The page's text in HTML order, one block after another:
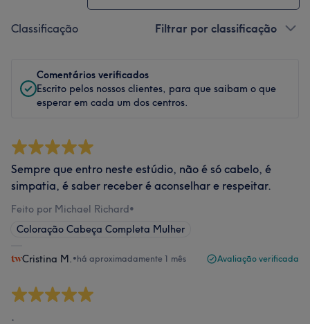
Classificação Filtrar por classificação
Comentários verificados
Escrito pelos nossos clientes, para que saibam o que
esperar em cada um dos centros.
Sempre que entro neste estúdio, não é só cabelo, é
simpatia, é saber receber é aconselhar e respeitar.
Feito por Michael Richard•
Coloração Cabeça Completa Mulher
Cristina M. •há aproximadamente 1 mês Avaliação verificada
.